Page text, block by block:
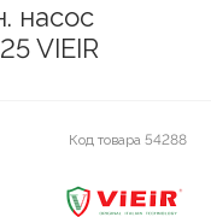
насос
VIEIR
Код товара 54288